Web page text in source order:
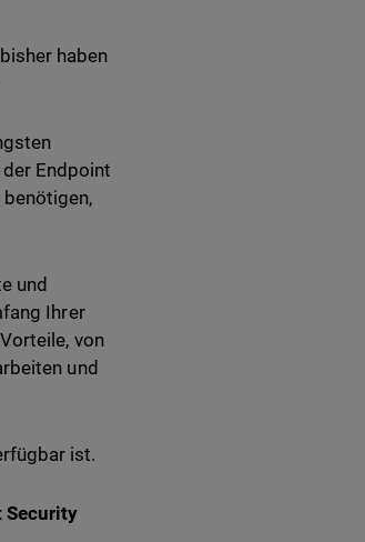
haben
Endpoint
und
Ihrer
von
und
ist.
Security